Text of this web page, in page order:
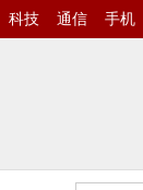
科技 通信 手机